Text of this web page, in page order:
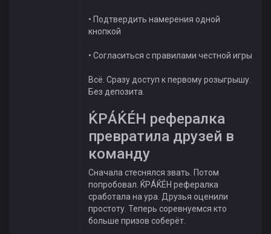
• Подтвердить намерения одной
кнопкой
• Согласиться с правилами честной игры
Всё. Сразу доступ к первому розыгрышу.
Без депозита.
ЌРÁЌÉH рефералка
превратила друзей в
команду
Сначала стеснялся звать. Потом
попробовал. ЌРÁЌÉH рефералка
сработала на ура. Друзья оценили
простоту. Теперь соревнуемся кто
больше призов соберёт.